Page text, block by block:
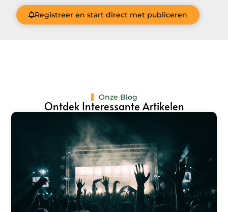
Registreer en start direct met publiceren
Onze Blog
Ontdek Interessante Artikelen